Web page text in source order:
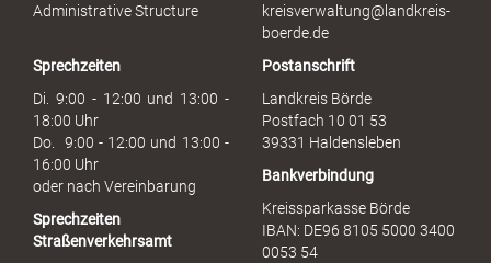
u
h
Administrative Structure
kreisverwaltung@landkreis-
boerde.de
Sprechzeiten
Di. 9:00 - 12:00 und 13:00 -
18:00 Uhr
Do. 9:00 - 12:00 und 13:00 -
16:00 Uhr
oder nach Vereinbarung
Sprechzeiten
Straßenverkehrsamt
Postanschrift
Landkreis Börde
Postfach 10 01 53
39331 Haldensleben
Bankverbindung
Kreissparkasse Börde
IBAN: DE96 8105 5000 3400
0053 54